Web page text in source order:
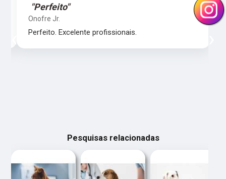
"Perfeito"
Onofre Jr.
Perfeito. Excelente profissionais.
‹
Pesquisas relacionadas